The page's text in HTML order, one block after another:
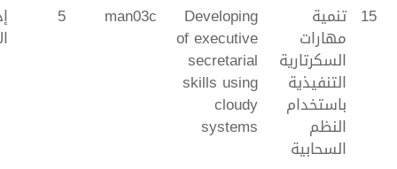
15 تنمية
مهارات
السكرتارية
التنفيذية
باستخدام
النظم
السحابية
Developing
of executive
secretarial
skills using
cloudy
systems
man03c
5